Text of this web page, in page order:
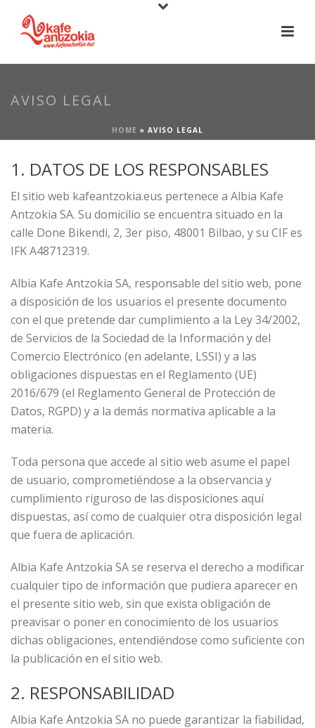
AVISO LEGAL
HOME » AVISO LEGAL
1. DATOS DE LOS RESPONSABLES
El sitio web kafeantzokia.eus pertenece a Albia Kafe
Antzokia SA. Su domicilio se encuentra situado en la
calle Done Bikendi, 2, 3er piso, 48001 Bilbao, y su CIF es
IFK A48712319.
Albia Kafe Antzokia SA, responsable del sitio web, pone
a disposición de los usuarios el presente documento
con el que pretende dar cumplimiento a la Ley 34/2002,
de Servicios de la Sociedad de la Información y del
Comercio Electrónico (en adelante, LSSI) y a las
obligaciones dispuestas en el Reglamento (UE)
2016/679 (el Reglamento General de Protección de
Datos, RGPD) y a la demás normativa aplicable a la
materia.
Toda persona que accede al sitio web asume el papel
de usuario, comprometiéndose a la observancia y
cumplimiento riguroso de las disposiciones aquí
dispuestas, así como de cualquier otra disposición legal
que fuera de aplicación.
Albia Kafe Antzokia SA se reserva el derecho a modificar
cualquier tipo de información que pudiera aparecer en
el presente sitio web, sin que exista obligación de
preavisar o poner en conocimiento de los usuarios
dichas obligaciones, entendiéndose como suficiente con
la publicación en el sitio web.
2. RESPONSABILIDAD
Albia Kafe Antzokia SA no puede garantizar la fiabilidad,